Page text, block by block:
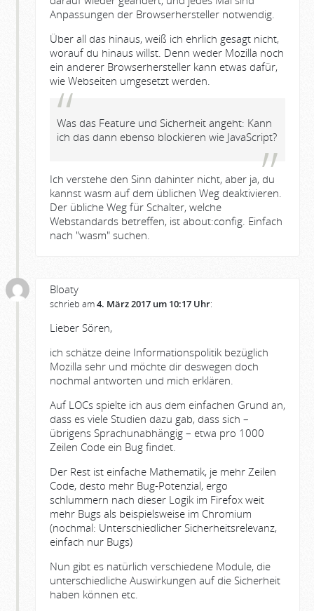
Anpassungen der Browserhersteller notwendig.
Über all das hinaus, weiß ich ehrlich gesagt nicht,
worauf du hinaus willst. Denn weder Mozilla noch
ein anderer Browserhersteller kann etwas dafür,
wie Webseiten umgesetzt werden.
Was das Feature und Sicherheit angeht: Kann
ich das dann ebenso blockieren wie JavaScript?
Ich verstehe den Sinn dahinter nicht, aber ja, du
kannst wasm auf dem üblichen Weg deaktivieren.
Der übliche Weg für Schalter, welche
Webstandards betreffen, ist about:config. Einfach
nach "wasm" suchen.
Bloaty
schrieb am4. März 2017 um 10:17 Uhr:
Lieber Sören,
ich schätze deine Informationspolitik bezüglich
Mozilla sehr und möchte dir deswegen doch
nochmal antworten und mich erklären.
Auf LOCs spielte ich aus dem einfachen Grund an,
dass es viele Studien dazu gab, dass sich –
übrigens Sprachunabhängig – etwa pro 1000
Zeilen Code ein Bug findet.
Der Rest ist einfache Mathematik, je mehr Zeilen
Code, desto mehr Bug-Potenzial, ergo
schlummern nach dieser Logik im Firefox weit
mehr Bugs als beispielsweise im Chromium
(nochmal: Unterschiedlicher Sicherheitsrelevanz,
einfach nur Bugs)
Nun gibt es natürlich verschiedene Module, die
unterschiedliche Auswirkungen auf die Sicherheit
haben können etc.